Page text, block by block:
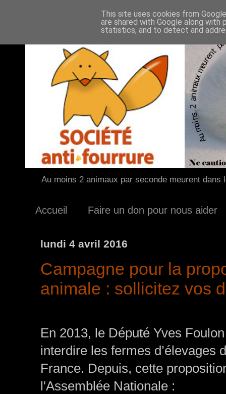
Au moins 2 animaux par seconde meurent
Accueil Faire un don pour nous aider
lundi 4 avril 2016
Campagne pour la
animale : sollicitez vos
En 2013, le Député Yves
interdire les fermes d’élevages
France. Depuis, cette
l'Assemblée Nationale :
This site uses cookies from
are shared with Google along
statistics, and to detect and